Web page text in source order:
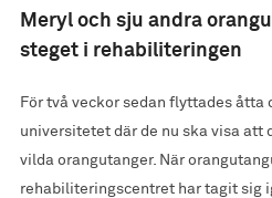
Meryl och sju andra
steget i rehabiliteringen
För två veckor sedan flyttades
universitetet där de nu ska visa att
vilda orangutanger. När
rehabiliteringscentret har tagit sig